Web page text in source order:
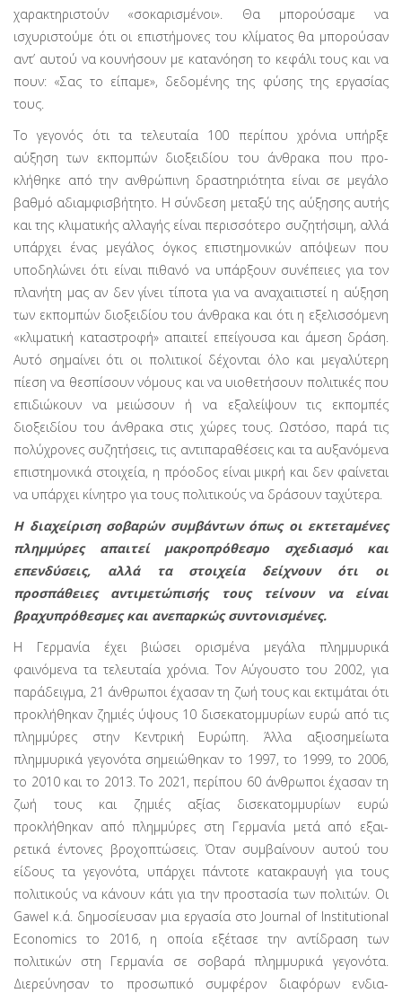
χαρακτηριστούν «σοκαρισμένοι». Θα μπορούσαμε να
ισχυριστούμε ότι οι επιστήμονες του κλίματος θα μπο­ρούσαν
αντ’ αυτού να κουνήσουν με κατανόηση το κεφάλι τους και να
πουν: «Σας το είπαμε», δεδομένης της φύσης της εργασίας
τους.
Το γεγονός ότι τα τελευταία 100 περίπου χρόνια υπήρξε
αύξηση των εκπομπών διοξειδίου του άνθρακα που προ­
κλήθηκε από την ανθρώπινη δραστηριότητα είναι σε μεγά­λο
βαθμό αδιαμφισβήτητο. Η σύνδεση μεταξύ της αύξησης αυτής
και της κλιματικής αλλαγής είναι περισσότερο συζη­τήσιμη, αλλά
υπάρχει ένας μεγάλος όγκος επιστημονικών απόψεων που
υποδηλώνει ότι είναι πιθανό να υπάρξουν συνέπειες για τον
πλανήτη μας αν δεν γίνει τίποτα για να αναχαιτιστεί η αύξηση
των εκπομπών διοξειδίου του άνθρα­κα και ότι η εξελισσόμενη
«κλιματική καταστροφή» απαιτεί επείγουσα και άμεση δράση.
Αυτό σημαίνει ότι οι πολιτικοί δέχονται όλο και μεγαλύτερη
πίεση να θεσπίσουν νόμους και να υιοθετήσουν πολιτικές που
επιδιώκουν να μειώσουν ή να εξαλείψουν τις εκπομπές
διοξειδίου του άνθρακα στις χώρες τους. Ωστόσο, παρά τις
πολύχρονες συζητήσεις, τις αντιπαραθέσεις και τα αυξανόμενα
επιστημονικά στοιχεία, η πρόοδος είναι μικρή και δεν φαίνεται
να υπάρχει κίνητρο για τους πολιτικούς να δράσουν ταχύτερα.
Η διαχείριση σοβαρών συμβάντων όπως οι εκτεταμένες
πλημμύρες απαιτεί μακροπρόθεσμο σχεδιασμό και
επενδύσεις, αλλά τα στοιχεία δείχνουν ότι οι
προσπάθειες αντιμετώπισής τους τείνουν να είναι
βραχυπρόθεσμες και ανεπαρκώς συντονισμένες.
Η Γερμανία έχει βιώσει ορισμένα μεγάλα πλημμυρικά
φαινόμενα τα τελευταία χρόνια. Τον Αύγουστο του 2002, για
παράδειγμα, 21 άνθρωποι έχασαν τη ζωή τους και εκτιμάται ότι
προκλήθηκαν ζημιές ύψους 10 δισεκατομμυρίων ευρώ από τις
πλημμύρες στην Κεντρική Ευρώπη. Άλλα αξιοσημεί­ωτα
πλημμυρικά γεγονότα σημειώθηκαν το 1997, το 1999, το 2006,
το 2010 και το 2013. Το 2021, περίπου 60 άνθρωποι έχασαν τη
ζωή τους και ζημιές αξίας δισεκατομμυρίων ευρώ
προκλήθηκαν από πλημμύρες στη Γερμανία μετά από εξαι­
ρετικά έντονες βροχοπτώσεις. Όταν συμβαίνουν αυτού του
είδους τα γεγονότα, υπάρχει πάντοτε κατακραυγή για τους
πολιτικούς να κάνουν κάτι για την προστασία των πολιτών. Οι
Gawel κ.ά. δημοσίευσαν μια εργασία στο Journal of Institutional
Economics το 2016, η οποία εξέτασε την αντίδραση των
πολιτικών στη Γερμανία σε σοβαρά πλημμυρικά γεγονό­τα.
Διερεύνησαν το προσωπικό συμφέρον διαφόρων ενδια­